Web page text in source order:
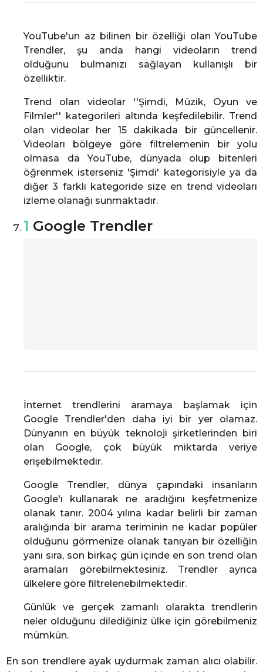
YouTube'un az bilinen bir özelliği olan YouTube
Trendler, şu anda hangi videoların trend
olduğunu bulmanızı sağlayan kullanışlı bir
özelliktir.
Trend olan videolar ''Şimdi, Müzik, Oyun ve
Filmler'' kategorileri altında keşfedilebilir. Trend
olan videolar her 15 dakikada bir güncellenir.
Videoları bölgeye göre filtrelemenin bir yolu
olmasa da YouTube, dünyada olup bitenleri
öğrenmek isterseniz 'Şimdi' kategorisiyle ya da
diğer 3 farklı kategoride size en trend videoları
izleme olanağı sunmaktadır.
1 Google Trendler
İnternet trendlerini aramaya başlamak için
Google Trendler'den daha iyi bir yer olamaz.
Dünyanın en büyük teknoloji şirketlerinden biri
olan Google, çok büyük miktarda veriye
erişebilmektedir.
Google Trendler, dünya çapındaki insanların
Google'ı kullanarak ne aradığını keşfetmenize
olanak tanır. 2004 yılına kadar belirli bir zaman
aralığında bir arama teriminin ne kadar popüler
olduğunu görmenize olanak tanıyan bir özelliğin
yanı sıra, son birkaç gün içinde en son trend olan
aramaları görebilmektesiniz. Trendler ayrıca
ülkelere göre filtrelenebilmektedir.
Günlük ve gerçek zamanlı olarakta trendlerin
neler olduğunu dilediğiniz ülke için görebilmeniz
mümkün.
En son trendlere ayak uydurmak zaman alıcı olabilir.